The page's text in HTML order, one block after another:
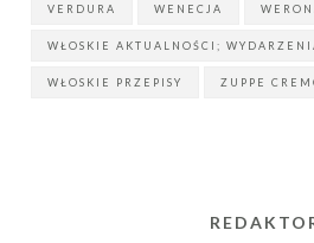
VERDURA WENECJA
WŁOSKIE AKTUALNOŚCI;
WŁOSKIE PRZEPISY ZUPPE